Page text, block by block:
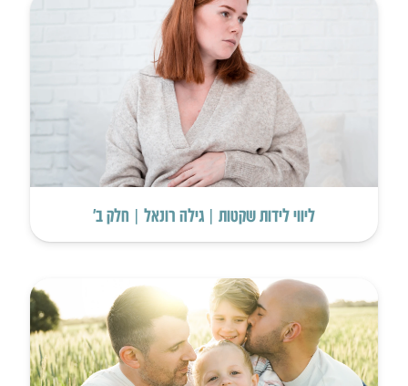
ליווי לידות שקטות | גילה רונאל | חלק ב’